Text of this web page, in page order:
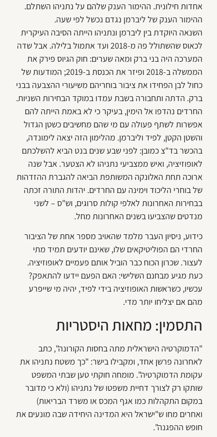
אחדות חילונית. ההימור הענק שלהם על נתניהו השתלם.
ההימור הענק של ליברמן נגדם נכשל לפי שעה.
השנאה היוקדת בין ליברמן ונתניהו הייתה הסיבה העיקרית
לכאוס שהשתולל פה מ-2018 ועד אתמול בלילה. אבל שדה
המערכה היה בני ברק ומאה שערים: חוק הגיוס פירק את
הממשלה ב-2018 ופיזר את הכנסת ב-2019; המודעות של
כחול לבן הפחידו את ציבור בוחריהם משיעורי ההצבעה בבני
ברק. הדתה ותחבורה בשבת עמדו במוקד הבחירות השניות.
החרדים נהדפו אל הימין, בעיקר כי לא באמת הייתה להם
אפשרות לשתף פעולה עם מי שהם מחשיבים כשטן הגדול
והשטן הקטן, לפיד וליברמן. מהלימון הזה יצאה לימונדה,
בהכשר בד"צ כמובן: לפני שבע שנים בנט הביא להשלכתם
לאופוזיציה, ואיש ממצביעי נתניהו לא הצטער. אבל שנה
ארוכה תחת האלונקה המשותפת הביאה להגברת ההזדהות
של בוחרי הליכוד וימינה עם החרדים. יהדות התורה זכתה
בבחירות האחרונות לאלפי קולות סרוגים, וש"ס – לשני
מנדטים שהצביעו בשנים האחרונות מחל.
כידוע, ניסיון העבר מלמד שהאויב מספר אחת של הציבור
החרדי הם הפוליטיקאים שלו, שאינם יודעים תמיד מתי
לעצור. שכרון הכוח כבר הוביל אותם פעמיים לאופוזיציה.
כעת מגיע מבחנם השלישי: האם הפעם יידעו להתאפק?
עכשיו, כשראשות האופוזיציה בידי לפיד, יהיה מי שייפרע
מהם אם יצליחו יותר מדי.
התסמין: מחאות היסטריות
"הדמוקרטיה הישראלית מתה בחסות הקורונה", כתב
לאחרונה פרשן אחד, ומקבילו בישר: "כך משטח נתניהו את
עקומת הדמוקרטיה". מומחה חוקתי טען שבתי המשפט
שותקו רק לצורך דחיית משפטו של נתניהו (ולא כי מדובר
במקום התקהלות כמו אגף המכס או משרד הבריאות)
ואחרים מחו ש"ישראל היא המדינה היחידה שבה מונעים את
חופש ההפגנה".